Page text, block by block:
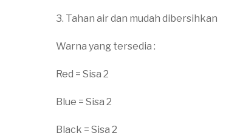
3. Tahan air dan mudah dibersihkan
Warna yang tersedia :
Red = Sisa 2
Blue = Sisa 2
Black = Sisa 2